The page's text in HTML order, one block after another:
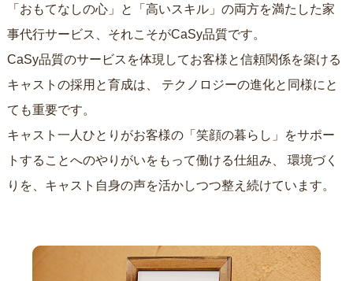
「おもてなしの心」と「高いスキル」の両方を満たした家
事代行サービス、それこそがCaSy品質です。
CaSy品質のサービスを体現してお客様と信頼関係を築ける
キャストの採用と育成は、
ても重要です。
キャスト一人ひとりがお客様の「笑顔の暮らし」をサポー
トすることへのやりがいをもって働ける仕組み、
りを、キャスト自身の声を活かしつつ整え続けています。